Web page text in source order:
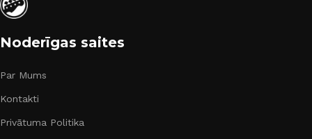
Noderīgas saites
Par Mums
Kontakti
Privātuma Politika